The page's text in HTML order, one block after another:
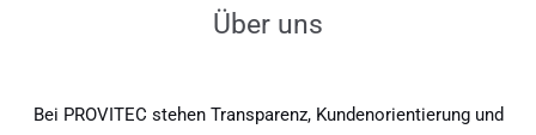
Über uns
Bei PROVITEC stehen Transparenz, Kundenorientierung und